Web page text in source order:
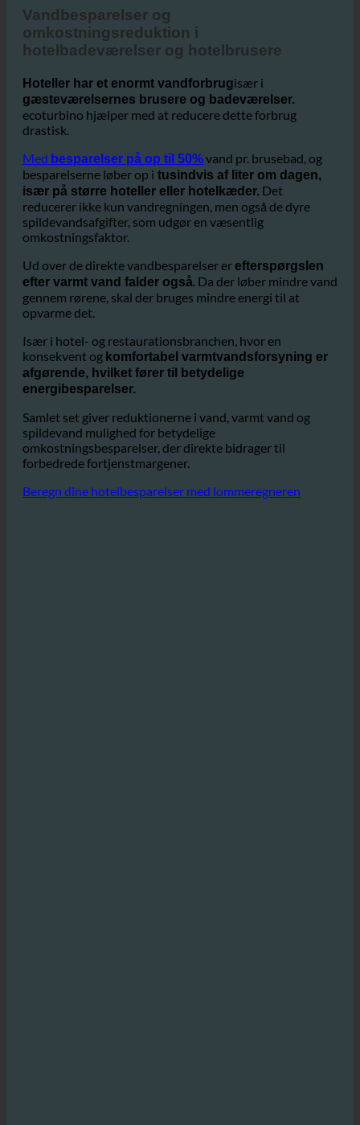
2. Vandbesparelser og omkostningsreduktion på
hoteller
Vandbesparelser og
hotelbadeværelser og hotelbrusere
Hoteller har et enormt vandforbrugisær i
gæsteværelsernes brusere og badeværelser.
ecoturbino hjælper med at reducere dette forbrug
drastisk.
Med besparelser på op til 50%vand pr. brusebad, og
besparelserne løber op itusindvis af liter om dagen,
især på større hoteller eller hotelkæder.Det
reducerer ikke kun vandregningen, men også de dyre
spildevandsafgifter, som udgør en væsentlig
omkostningsfaktor.
Ud over de direkte vandbesparelser er efterspørgslen
efter varmt vand falder også
gennem rørene, skal der bruges mindre energi til at
opvarme det.
Især i hotel- og restaurationsbranchen, hvor en
konsekvent ogkomfortabel varmtvandsforsyning er
afgørende, hvilket fører til betydelige
energibesparelser.
Samlet set giver reduktionerne i vand, varmt vand og
spildevand mulighed for betydelige
omkostningsbesparelser, der direkte bidrager til
forbedrede fortjenstmargener.